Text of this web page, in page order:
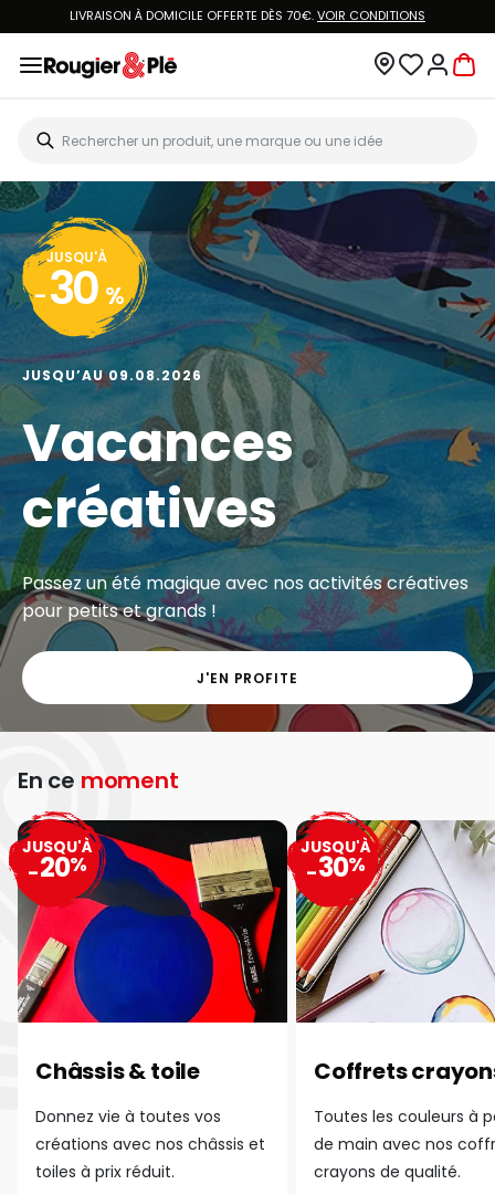
LIVRAISON À DOMICILE OFFERTE DÈS 70€.VOIR CONDITIONS
JUSQU'À
- 30 %
JUSQU’AU 09.08.2026
Vacances
créatives
Passez un été magique avec nos activités créatives
pour petits et grands !
J'EN PROFITE
En ce moment
Châssis & toile
Donnez vie à toutes vos
créations avec nos châssis et
toiles à prix réduit.
JUSQU'À
-20%
Coffrets
Toutes les couleurs à
de main avec nos
crayons de qualité.
JUSQU'À
-30%